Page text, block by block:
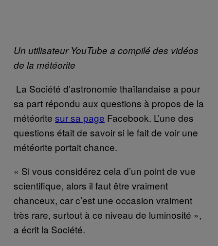
Un utilisateur YouTube a compilé des vidéos
de la météorite
La Société d’astronomie thaïlandaise a pour
sa part répondu aux questions à propos de la
météorite sur sa page Facebook. L’une des
questions était de savoir si le fait de voir une
météorite portait chance.
« Si vous considérez cela d’un point de vue
scientifique, alors il faut être vraiment
chanceux, car c’est une occasion vraiment
très rare, surtout à ce niveau de luminosité »,
a écrit la Société.